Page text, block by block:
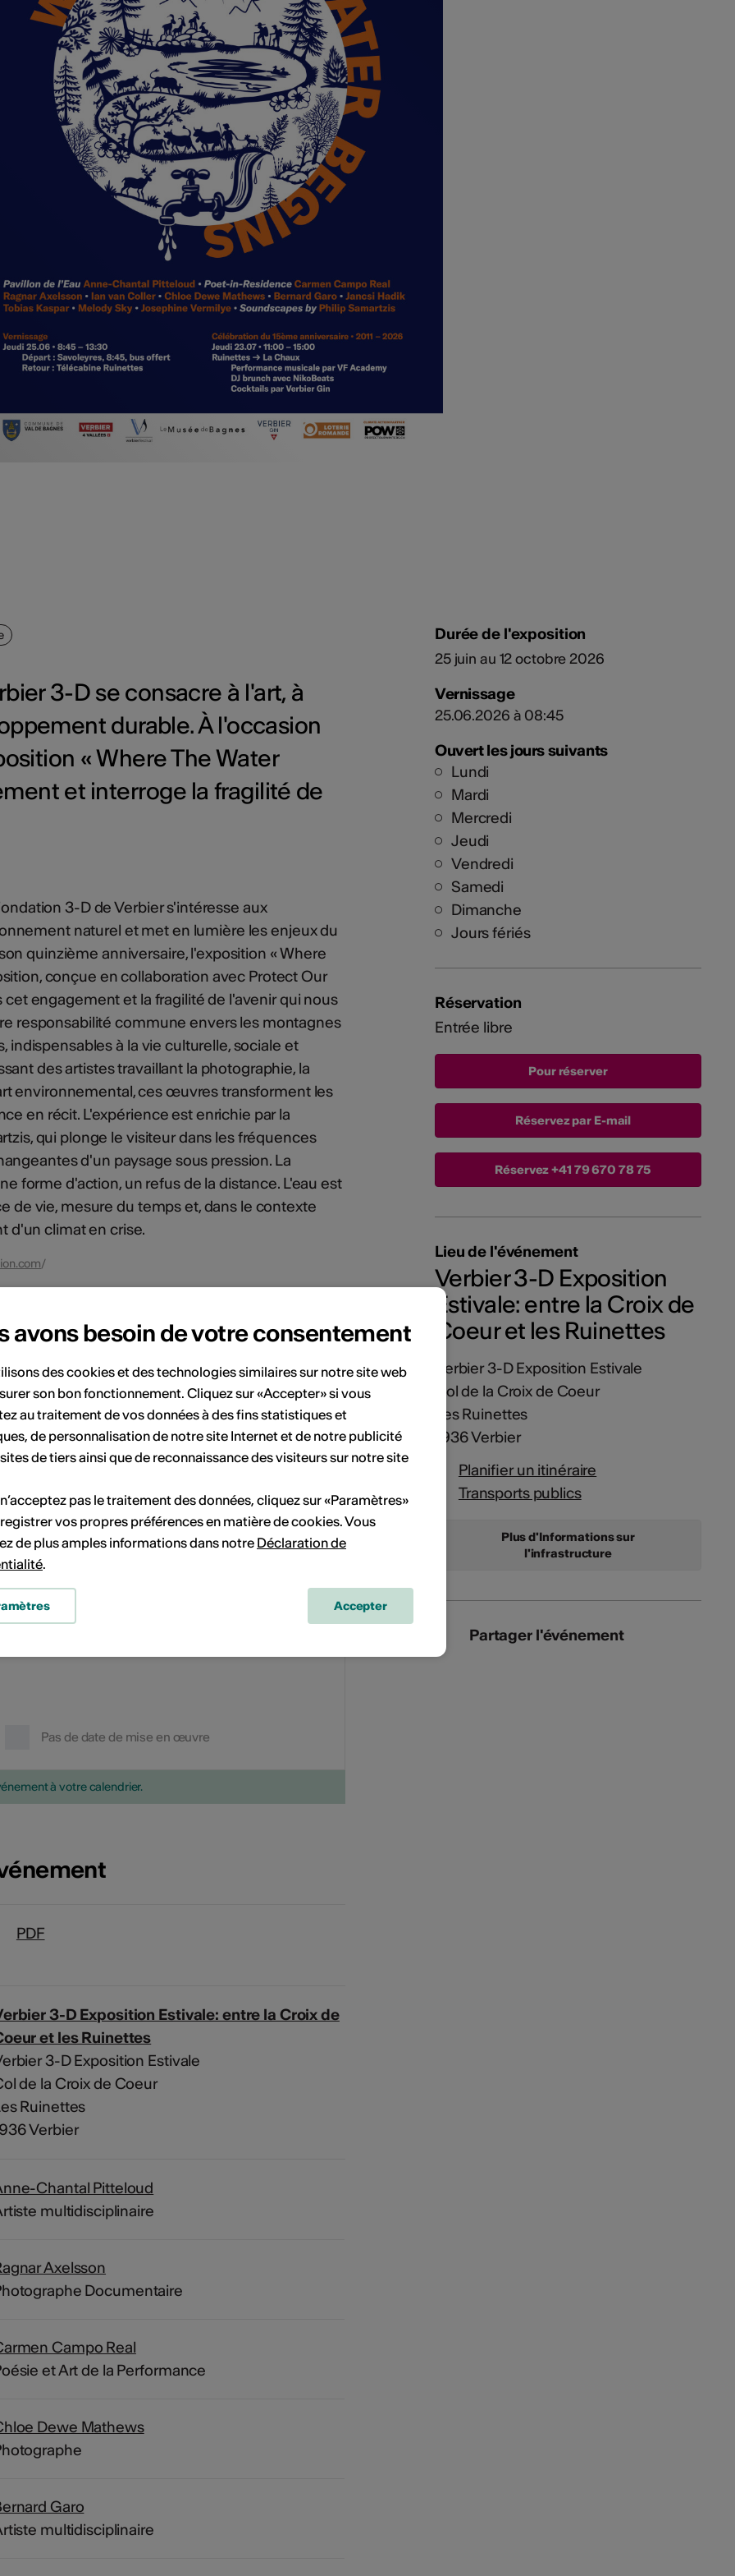
3-D se consacre à l'art, à
durable. À l'occasion
« Where The Water
et interroge la fragilité de
3-D de Verbier s'intéresse aux
naturel et met en lumière les enjeux du
quinzième anniversaire, l'exposition « Where
conçue en collaboration avec Protect Our
cet engagement et la fragilité de l'avenir qui nous
responsabilité commune envers les montagnes
indispensables à la vie culturelle, sociale et
des artistes travaillant la photographie, la
environnemental, ces œuvres transforment les
en récit. L'expérience est enrichie par la
qui plonge le visiteur dans les fréquences
d'un paysage sous pression. La
forme d'action, un refus de la distance. L'eau est
de vie, mesure du temps et, dans le contexte
d'un climat en crise.
/
Di
9
15 16
23
Septembre 2026
Lu Ma Me Je Ve Sa Di
9 12 13
14 15 16 17 18 19 20
27
Pas de date de mise en œuvre
à votre calendrier.
PDF
3-D Exposition Estivale: entre la Croix de
et les Ruinettes
3-D Exposition Estivale
de la Croix de Coeur
Ruinettes
Verbier
Chantal Pitteloud
multidisciplinaire
Axelsson
Documentaire
Campo Real
et Art de la Performance
Dewe Mathews
Garo
multidisciplinaire
Durée de l'exposition
25 juin au 12 octobre 2026
Vernissage
25.06.2026 à 08:45
Ouvert les jours suivants
Lundi
Mardi
Mercredi
Jeudi
Vendredi
Samedi
Dimanche
Jours fériés
Réservation
Entrée libre
Réservez par E-mail
Réservez+41 79 670 78 75
Lieu de l'événement
Verbier 3-D Exposition
Estivale: entre la Croix de
Coeur et les Ruinettes
Verbier 3-D Exposition Estivale
Col de la Croix de Coeur
Les Ruinettes
1936 Verbier
Planifier un itinéraire
Transports publics
Plus d'Informations sur
l'infrastructure
Partager l'événement
avons besoin de votre consentement
des cookies et des technologies similaires sur notre site web
son bon fonctionnement. Cliquez sur «Accepter» si vous
au traitement de vos données à des fins statistiques et
de personnalisation de notre site Internet et de notre publicité
de tiers ainsi que de reconnaissance des visiteurs sur notre site
pas le traitement des données, cliquez sur «Paramètres»
vos propres préférences en matière de cookies. Vous
de plus amples informations dans notre Déclaration de
.
Accepter